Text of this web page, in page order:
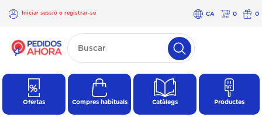
Iniciar sessió o registrar-se CA 0 0
×
Iniciar
registrar-
Ofertas Compres habituals Catàlegs Productes